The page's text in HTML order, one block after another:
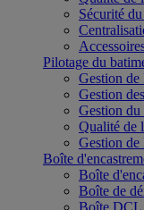
Sécurité
Pilotage du
Gestion de
Gestion
Gestion
Qualité de
Gestion de
Boîte
Boîte
Boîte de
Boîte DCL